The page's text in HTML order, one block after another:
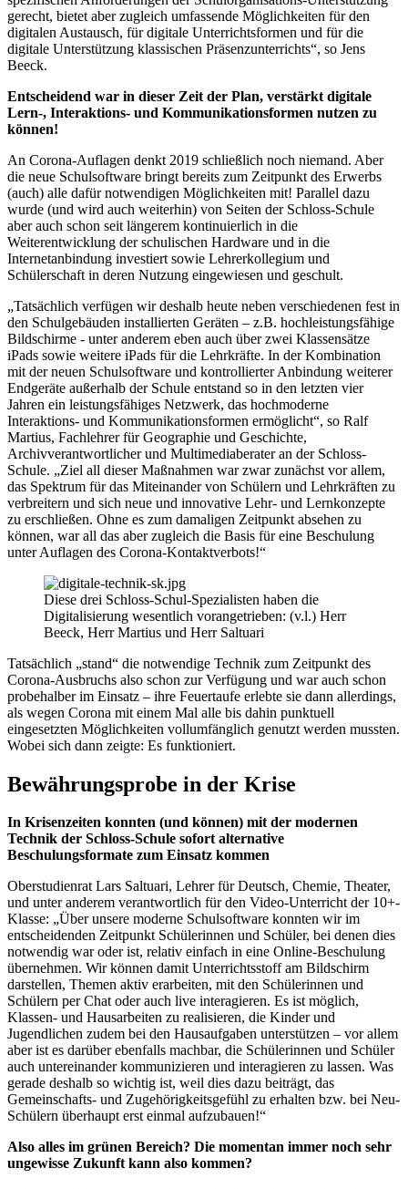
gerecht, bietet aber zugleich umfassende Möglichkeiten für den
digitalen Austausch, für digitale Unterrichtsformen und für die
digitale Unterstützung klassischen Präsenzunterrichts“, so Jens
Beeck.
Entscheidend war in dieser Zeit der Plan, verstärkt digitale
Lern-, Interaktions- und Kommunikationsformen nutzen zu
können!
An Corona-Auflagen denkt 2019 schließlich noch niemand. Aber
die neue Schulsoftware bringt bereits zum Zeitpunkt des Erwerbs
(auch) alle dafür notwendigen Möglichkeiten mit! Parallel dazu
wurde (und wird auch weiterhin) von Seiten der Schloss-Schule
aber auch schon seit längerem kontinuierlich in die
Weiterentwicklung der schulischen Hardware und in die
Internetanbindung investiert sowie Lehrerkollegium und
Schülerschaft in deren Nutzung eingewiesen und geschult.
„Tatsächlich verfügen wir deshalb heute neben verschiedenen fest in
den Schulgebäuden installierten Geräten – z.B. hochleistungsfähige
Bildschirme - unter anderem eben auch über zwei Klassensätze
iPads sowie weitere iPads für die Lehrkräfte. In der Kombination
mit der neuen Schulsoftware und kontrollierter Anbindung weiterer
Endgeräte außerhalb der Schule entstand so in den letzten vier
Jahren ein leistungsfähiges Netzwerk, das hochmoderne
Interaktions- und Kommunikationsformen ermöglicht“, so Ralf
Martius, Fachlehrer für Geographie und Geschichte,
Archivverantwortlicher und Multimediaberater an der Schloss-
Schule. „Ziel all dieser Maßnahmen war zwar zunächst vor allem,
das Spektrum für das Miteinander von Schülern und Lehrkräften zu
verbreitern und sich neue und innovative Lehr- und Lernkonzepte
zu erschließen. Ohne es zum damaligen Zeitpunkt absehen zu
können, war all das aber zugleich die Basis für eine Beschulung
unter Auflagen des Corona-Kontaktverbots!“
Diese drei Schloss-Schul-Spezialisten haben die
Digitalisierung wesentlich vorangetrieben: (v.l.) Herr
Beeck, Herr Martius und Herr Saltuari
Tatsächlich „stand“ die notwendige Technik zum Zeitpunkt des
Corona-Ausbruchs also schon zur Verfügung und war auch schon
probehalber im Einsatz – ihre Feuertaufe erlebte sie dann allerdings,
als wegen Corona mit einem Mal alle bis dahin punktuell
eingesetzten Möglichkeiten vollumfänglich genutzt werden mussten.
Wobei sich dann zeigte: Es funktioniert.
Bewährungsprobe in der Krise
In Krisenzeiten konnten (und können) mit der modernen
Technik der Schloss-Schule sofort alternative
Beschulungsformate zum Einsatz kommen
Oberstudienrat Lars Saltuari, Lehrer für Deutsch, Chemie, Theater,
und unter anderem verantwortlich für den Video-Unterricht der 10+-
Klasse: „Über unsere moderne Schulsoftware konnten wir im
entscheidenden Zeitpunkt Schülerinnen und Schüler, bei denen dies
notwendig war oder ist, relativ einfach in eine Online-Beschulung
übernehmen. Wir können damit Unterrichtsstoff am Bildschirm
darstellen, Themen aktiv erarbeiten, mit den Schülerinnen und
Schülern per Chat oder auch live interagieren. Es ist möglich,
Klassen- und Hausarbeiten zu realisieren, die Kinder und
Jugendlichen zudem bei den Hausaufgaben unterstützen – vor allem
aber ist es darüber ebenfalls machbar, die Schülerinnen und Schüler
auch untereinander kommunizieren und interagieren zu lassen. Was
gerade deshalb so wichtig ist, weil dies dazu beiträgt, das
Gemeinschafts- und Zugehörigkeitsgefühl zu erhalten bzw. bei Neu-
Schülern überhaupt erst einmal aufzubauen!“
Also alles im grünen Bereich? Die momentan immer noch sehr
ungewisse Zukunft kann also kommen?